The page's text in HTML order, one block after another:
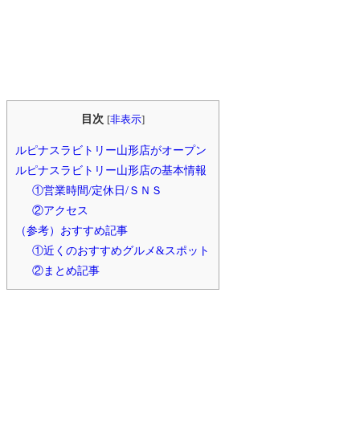
目次 [非表示]
ルピナスラビトリー山形店がオープン
ルピナスラビトリー山形店の基本情報
①営業時間/定休日/ＳＮＳ
②アクセス
（参考）おすすめ記事
①近くのおすすめグルメ&スポット
②まとめ記事